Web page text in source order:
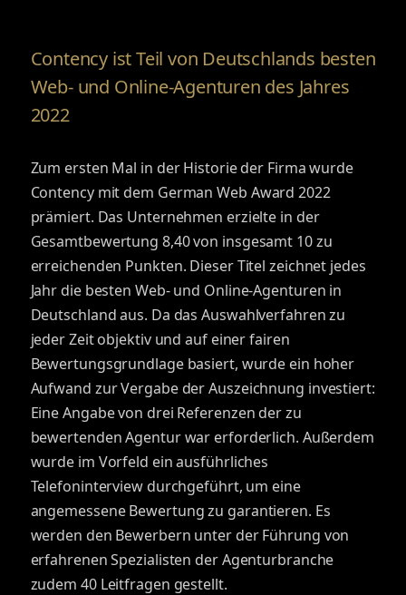
Contency ist Teil von Deutschlands besten
Web- und Online-Agenturen des Jahres
2022
Zum ersten Mal in der Historie der Firma wurde
Contency mit dem German Web Award 2022
prämiert. Das Unternehmen erzielte in der
Gesamtbewertung 8,40 von insgesamt 10 zu
erreichenden Punkten. Dieser Titel zeichnet jedes
Jahr die besten Web- und Online-Agenturen in
Deutschland aus. Da das Auswahlverfahren zu
jeder Zeit objektiv und auf einer fairen
Bewertungsgrundlage basiert, wurde ein hoher
Aufwand zur Vergabe der Auszeichnung investiert:
Eine Angabe von drei Referenzen der zu
bewertenden Agentur war erforderlich. Außerdem
wurde im Vorfeld ein ausführliches
Telefoninterview durchgeführt, um eine
angemessene Bewertung zu garantieren. Es
werden den Bewerbern unter der Führung von
erfahrenen Spezialisten der Agenturbranche
zudem 40 Leitfragen gestellt.